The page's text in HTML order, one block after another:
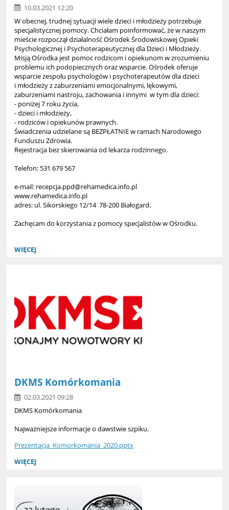
10.03.2021 12:20
W obecnej, trudnej sytuacji wiele dzieci i młodzieży potrzebuje
specjalistycznej pomocy. Chciałam poinformować, że w naszym
mieście rozpoczął działalność Ośrodek Środowiskowej Opieki
Psychologicznej i Psychoterapeutycznej dla Dzieci i Młodzieży.
Misją Ośrodka jest pomoc rodzicom i opiekunom w zrozumieniu
problemu ich podopiecznych oraz wsparcie. Ośrodek oferuje
wsparcie zespołu psychologów i psychoterapeutów dla dzieci
i młodzieży z zaburzeniami emocjonalnymi, lękowymi,
zaburzeniami nastroju, zachowania i innymi w tym dla dzieci:
- poniżej 7 roku życia,
- dzieci i młodzieży,
- rodziców i opiekunów prawnych.
Świadczenia udzielane są BEZPŁATNIE w ramach Narodowego
Funduszu Zdrowia.
Rejestracja bez skierowania od lekarza rodzinnego.
Telefon: 531 679 567
e-mail: recepcja.ppd@rehamedica.info.pl
www.rehamedica.info.pl
adres: ul. Sikorskiego 12/14 78-200 Białogard.
Zachęcam do korzystania z pomocy specjalistów w Ośrodku.
WIĘCEJ
DKMS Komórkomania
02.03.2021 09:28
DKMS Komórkomania
Najważniejsze informacje o dawstwie szpiku.
Prezentacja_Komorkomania_2020.pptx
WIĘCEJ